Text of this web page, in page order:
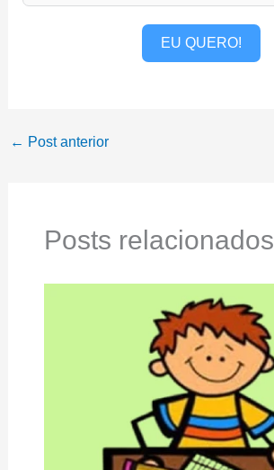
EU QUERO!
← Post anterior
Posts relacionados